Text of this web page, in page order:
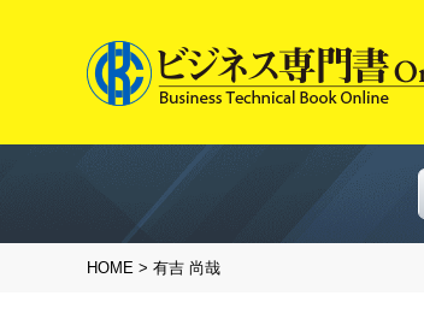
HOME > 有吉 尚哉